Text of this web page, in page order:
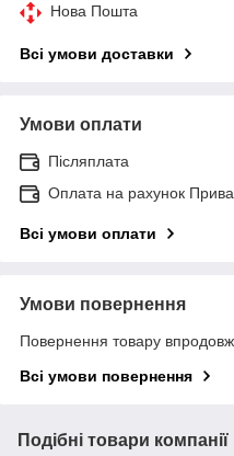
Нова Пошта
Всі умови доставки
Умови оплати
Післяплата
Оплата на рахунок
Всі умови оплати
Умови повернення
Повернення товару
Всі умови повернення
Подібні товари компанії